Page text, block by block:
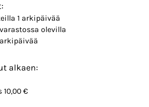
1 arkipäivää
olevilla
alkaen:
€